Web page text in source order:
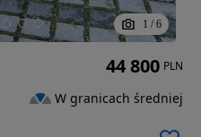
1 / 6
44 800 PLN
W granicach średniej